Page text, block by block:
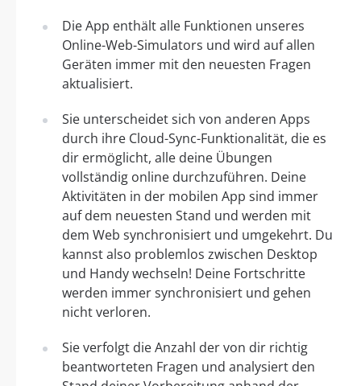
Die App enthält alle Funktionen unseres
Online-Web-Simulators und wird auf allen
Geräten immer mit den neuesten Fragen
aktualisiert.
Sie unterscheidet sich von anderen Apps
durch ihre Cloud-Sync-Funktionalität, die es
dir ermöglicht, alle deine Übungen
vollständig online durchzuführen. Deine
Aktivitäten in der mobilen App sind immer
auf dem neuesten Stand und werden mit
dem Web synchronisiert und umgekehrt. Du
kannst also problemlos zwischen Desktop
und Handy wechseln! Deine Fortschritte
werden immer synchronisiert und gehen
nicht verloren.
Sie verfolgt die Anzahl der von dir richtig
beantworteten Fragen und analysiert den